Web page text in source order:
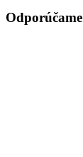
Odporúčame